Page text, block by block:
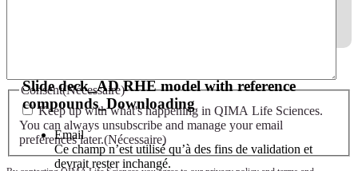
Consent(Nécessaire)
Keep up with what's happening in QIMA Life Sciences.
You can always unsubscribe and manage your email
preferences later.(Nécessaire)
Slide deck_AD RHE model with reference
compounds_Downloading
Email
Ce champ n’est utilisé qu’à des fins de validation et
devrait rester inchangé.